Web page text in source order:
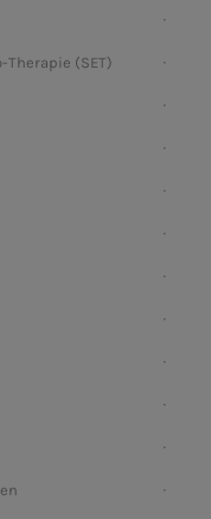
(SET)